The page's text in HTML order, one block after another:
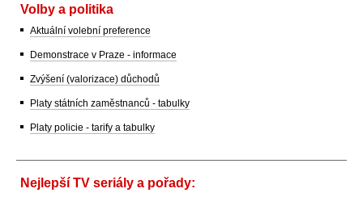
Volby a politika
Aktuální volební preference
Demonstrace v Praze - informace
Zvýšení (valorizace) důchodů
Platy státních zaměstnanců - tabulky
Platy policie - tarify a tabulky
Nejlepší TV seriály a pořady: